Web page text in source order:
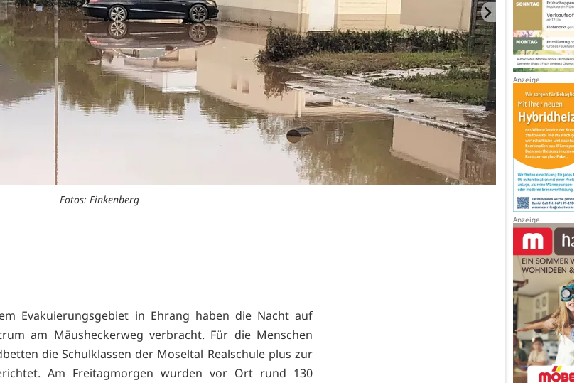
Fotos: Finkenberg
Evakuierungsgebiet in Ehrang haben die Nacht auf
am Mäusheckerweg verbracht. Für die Menschen
die Schulklassen der Moseltal Realschule plus zur
Am Freitagmorgen wurden vor Ort rund 130